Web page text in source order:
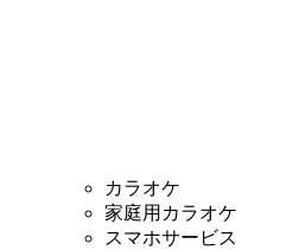
カラオケ
家庭用カラオケ
スマホサービス